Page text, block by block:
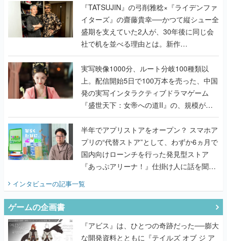
く
『TATSUJIN』の弓削雅稔×『ライデンファ
イターズ』の齋藤貴幸──かつて縦シュー全
盛期を支えていた2人が、30年後に同じ会
社で机を並べる理由とは。新作
『TATSUJIN EXTREME』で初タッグを組
んだレジェンド2人に訊く開発秘話
実写映像1000分、ルート分岐100種類以
上。配信開始5日で100万本を売った、中国
発の実写インタラクティブドラマゲーム
『盛世天下：女帝への道II』の、規模が違
うこだわりをプロデューサーに聞いた
半年でアプリストアをオープン？ スマホア
プリの“代替ストア”として、わずか6ヵ月で
国内向けローンチを行った発見型ストア
『あっぷアリーナ！』仕掛け人に話を聞い
インタビューの記事一覧
ゲームの企画書
『アビス』は、ひとつの奇跡だった──膨大
な開発資料とともに『テイルズ オブ ジ ア